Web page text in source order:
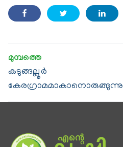
കടുങ്ങല്ലൂര്‍
കേരഗ്രാമമാകാനൊരുങ്ങുന്നു